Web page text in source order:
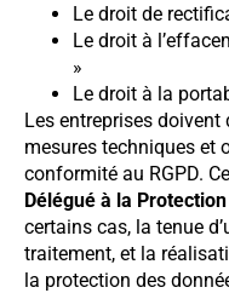
Le droit de
Le droit à
»
Le droit à la
Les entreprises
mesures techniques et
conformité au RGPD.
Délégué à la
certains cas, la tenue
traitement, et la
la protection des